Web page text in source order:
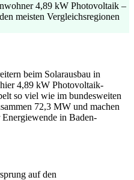
4,89 kW Photovoltaik –
meisten Vergleichsregionen
beim Solarausbau in
4,89 kW Photovoltaik-
so viel wie im bundesweiten
72,3 MW und machen
in Baden-
auf den